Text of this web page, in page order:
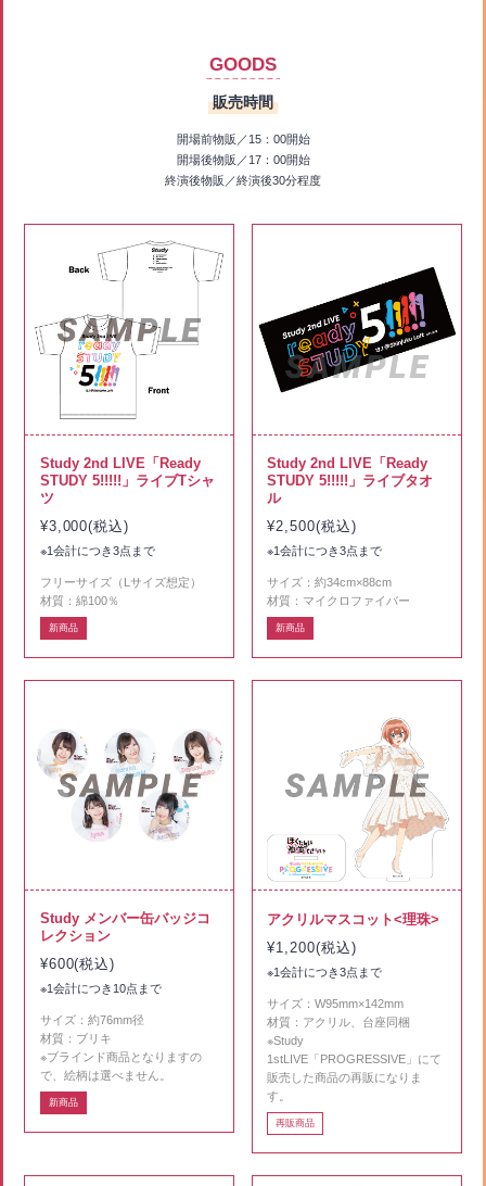
GOODS
販売時間
開場前物販／15：00開始
開場後物販／17：00開始
終演後物販／終演後30分程度
Study 2nd LIVE「Ready
STUDY 5!!!!!」ライブTシャ
ツ
¥3,000(税込)
※1会計につき3点まで
フリーサイズ（Lサイズ想定）
材質：綿100％
新商品
Study 2nd LIVE「Ready
STUDY 5!!!!!」ライブタオ
ル
¥2,500(税込)
※1会計につき3点まで
サイズ：約34cm×88cm
材質：マイクロファイバー
新商品
Study メンバー缶バッジコ
レクション
¥600(税込)
※1会計につき10点まで
サイズ：約76mm径
材質：ブリキ
※ブラインド商品となりますの
で、絵柄は選べません。
新商品
アクリルマスコット<理珠>
¥1,200(税込)
※1会計につき3点まで
サイズ：W95mm×142mm
材質：アクリル、台座同梱
※Study
1stLIVE「PROGRESSIVE」にて
販売した商品の再販になりま
す。
再販商品